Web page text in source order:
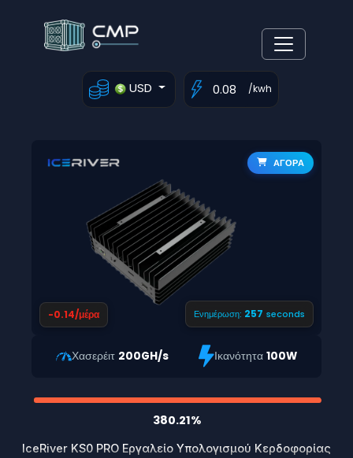
USD /kwh
ΑΓΟΡΑ
-0.14/μέρα Ενημέρωση: 256 seconds
Χασερέιτ 200GH/s Ικανότητα 100W
380.21%
IceRiver KS0 PRO Εργαλείο Υπολογισμού Κερδοφορίας